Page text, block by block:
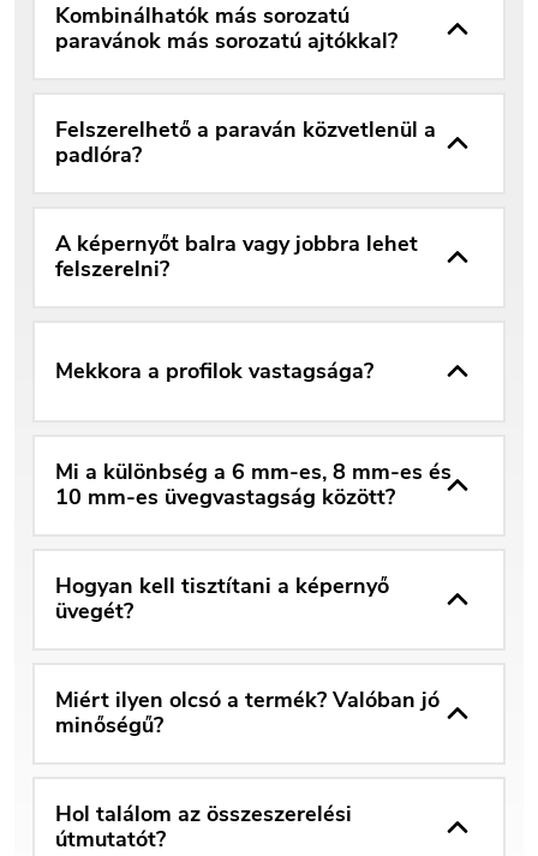
Kombinálhatók más sorozatú
paravánok más sorozatú ajtókkal?
Felszerelhető a paraván közvetlenül a
padlóra?
A képernyőt balra vagy jobbra lehet
felszerelni?
Mekkora a profilok vastagsága?
Mi a különbség a 6 mm-es, 8 mm-es és
10 mm-es üvegvastagság között?
Hogyan kell tisztítani a képernyő
üvegét?
Miért ilyen olcsó a termék? Valóban jó
minőségű?
Hol találom az összeszerelési
útmutatót?